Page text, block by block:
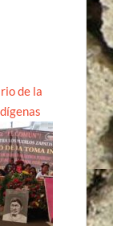
de la